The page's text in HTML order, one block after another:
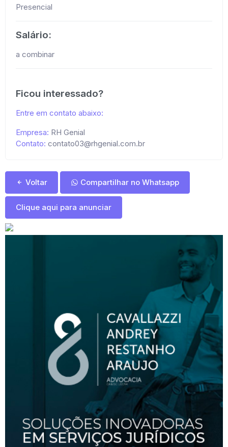
Presencial
Salário:
a combinar
Ficou interessado?
Entre em contato abaixo:
Empresa: RH Genial
Contato: contato03@rhgenial.com.br
Voltar Compartilhar no Whatsapp
Clique aqui para anunciar